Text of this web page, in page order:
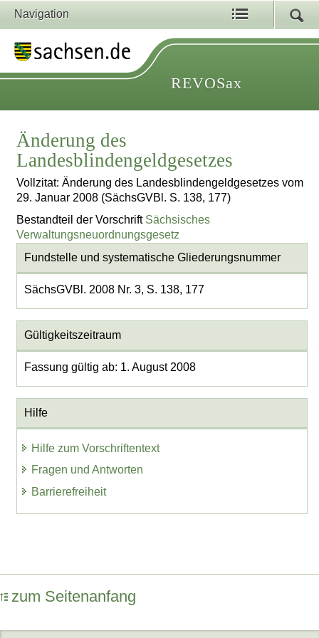
Navigation
REVOSax
Änderung des
Landesblindengeldgesetzes
Vollzitat: Änderung des Landesblindengeldgesetzes vom
29. Januar 2008 (SächsGVBl. S. 138, 177)
Bestandteil der Vorschrift Sächsisches
Verwaltungsneuordnungsgesetz
Fundstelle und systematische Gliederungsnummer
SächsGVBl. 2008 Nr. 3, S. 138, 177
Gültigkeitszeitraum
Fassung gültig ab: 1. August 2008
Hilfe
Hilfe zum Vorschriftentext
Fragen und Antworten
Barrierefreiheit
zum Seitenanfang